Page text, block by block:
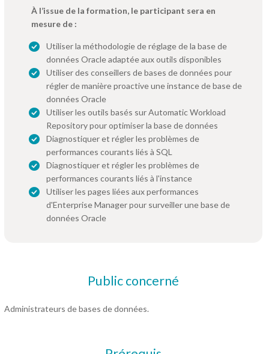
À l’issue de la formation, le participant sera en
mesure de :
Utiliser la méthodologie de réglage de la base de
données Oracle adaptée aux outils disponibles
Utiliser des conseillers de bases de données pour
régler de manière proactive une instance de base de
données Oracle
Utiliser les outils basés sur Automatic Workload
Repository pour optimiser la base de données
Diagnostiquer et régler les problèmes de
performances courants liés à SQL
Diagnostiquer et régler les problèmes de
performances courants liés à l'instance
Utiliser les pages liées aux performances
d'Enterprise Manager pour surveiller une base de
données Oracle
Public concerné
Administrateurs de bases de données.